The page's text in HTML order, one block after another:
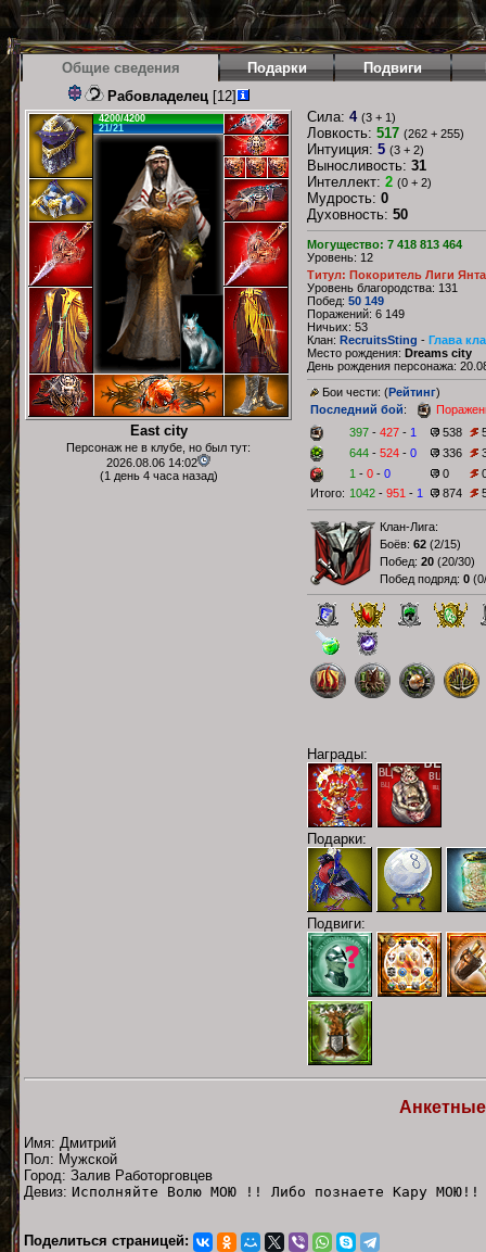
Общие сведения Подарки Подвиги
Рабовладелец[12]
4200/4200
21/21
East city
Персонаж не в клубе, но был тут:
2026.08.06 14:02
(1 день 4 часа назад)
Сила: 4 (3 + 1)
Ловкость: 517 (262 + 255)
Интуиция: 5 (3 + 2)
Выносливость: 31
Интеллект: 2 (0 + 2)
Мудрость: 0
Духовность: 50
Могущество: 7 418 813 464
Уровень: 12
Титул: Покоритель Лиги
Уровень благородства: 131
Побед: 50 149
Поражений: 6 149
Ничьих: 53
Клан: RecruitsSting - Глава
Место рождения: Dreams city
День рождения персонажа:
Бои чести: (Рейтинг)
Последний бой:
397 - 427 - 1 538
644 - 524 - 0 336
1 - 0 - 0 0
Итого: 1042 - 951 - 1 874
Клан-Лига:
Боёв: 62 (2/15)
Побед: 20 (20/30)
Побед подряд: 0 (
Награды:
Подарки:
Подвиги:
Имя: Дмитрий
Пол: Мужской
Город: Залив Работорговцев
Девиз: Исполняйте Волю МОЮ !! Либо познаете Кару
Поделиться страницей: